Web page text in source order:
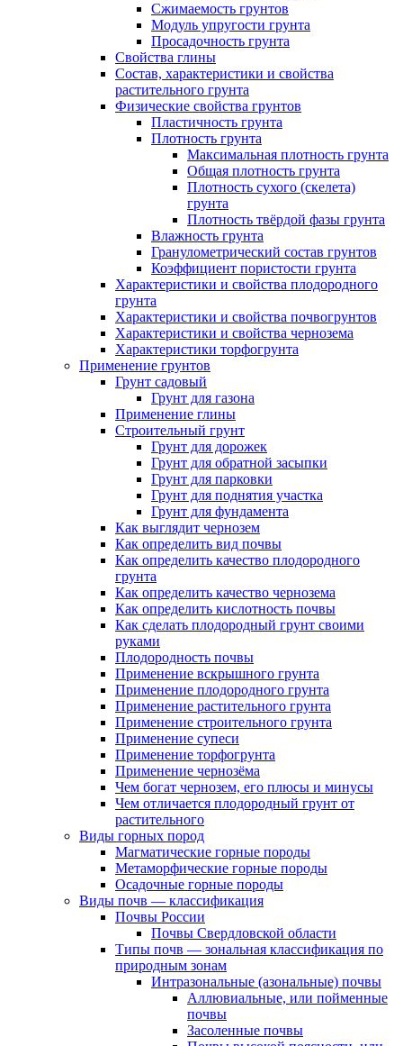
Cжимаемость грунтов
Модуль упругости грунта
Просадочность грунта
Свойства глины
Состав, характеристики и свойства
растительного грунта
Физические свойства грунтов
Пластичность грунта
Плотность грунта
Максимальная плотность грунта
Общая плотность грунта
Плотность сухого (скелета)
грунта
Плотность твёрдой фазы грунта
Влажность грунта
Гранулометрический состав грунтов
Коэффициент пористости грунта
Характеристики и свойства плодородного
грунта
Характеристики и свойства почвогрунтов
Характеристики и свойства чернозема
Характеристики торфогрунта
Применение грунтов
Грунт садовый
Грунт для газона
Применение глины
Строительный грунт
Грунт для дорожек
Грунт для обратной засыпки
Грунт для парковки
Грунт для поднятия участка
Грунт для фундамента
Как выглядит чернозем
Как определить вид почвы
Как определить качество плодородного
грунта
Как определить качество чернозема
Как определить кислотность почвы
Как сделать плодородный грунт своими
руками
Плодородность почвы
Применение вскрышного грунта
Применение плодородного грунта
Применение растительного грунта
Применение строительного грунта
Применение супеси
Применение торфогрунта
Применение чернозёма
Чем богат чернозем, его плюсы и минусы
Чем отличается плодородный грунт от
растительного
Виды горных пород
Магматические горные породы
Метаморфические горные породы
Осадочные горные породы
Виды почв — классификация
Почвы России
Почвы Свердловской области
Типы почв — зональная классификация по
природным зонам
Интразональные (азональные) почвы
Аллювиальные, или пойменные
почвы
Засоленные почвы